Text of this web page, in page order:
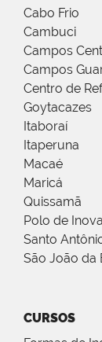
Cabo Frio
Cambuci
Campos
Campos
Centro de
Goytacazes
Itaboraí
Itaperuna
Macaé
Maricá
Quissamã
Polo de
Santo
São João da
CURSOS